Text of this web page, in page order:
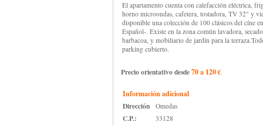
El apartamento cuenta con calefacción eléctrica,
horno microondas, cafetera, tostadora, TV 32" y
disponible una colección de 100 clásicos del cíne
Español-. Existe en la zona común lavadora,
barbacoa, y mobiliario de jardín para la
parking cubierto.
Precio orientativo desde 70 a 120 €
Información adicional
Dirección
Omedas
C.P.: 33128